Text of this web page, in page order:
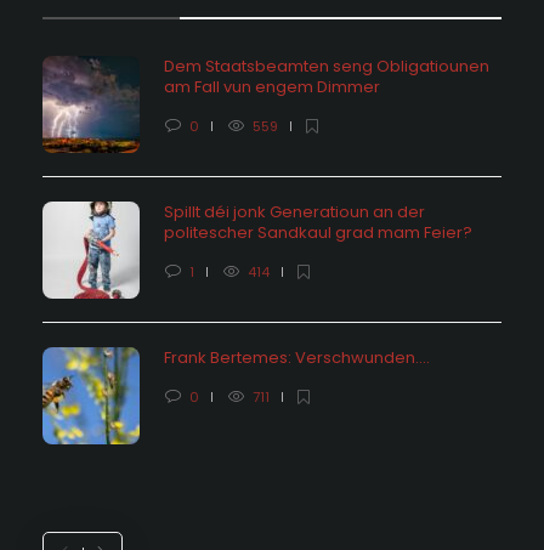
Dem Staatsbeamten seng Obligatiounen
am Fall vun engem Dimmer
0 559
Spillt déi jonk Generatioun an der
politescher Sandkaul grad mam Feier?
1 414
Frank Bertemes: Verschwunden….
0 711